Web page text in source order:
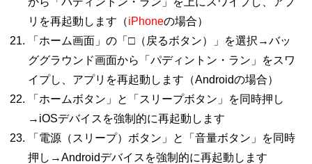
リを再起動します（iPhoneの場合）
「ホーム画面」の「□（戻るボタン）」を選択→バッ
ググラウンド画面から「パディントン・ラン」をスワ
イプし、アプリを再起動します（Androidの場合）
「ホームボタン」と「スリープボタン」を同時押し
→iOSデバイスを強制的に再起動します
「電源（スリープ）ボタン」と「音量ボタン」を同時
押し→Androidデバイスを強制的に再起動します